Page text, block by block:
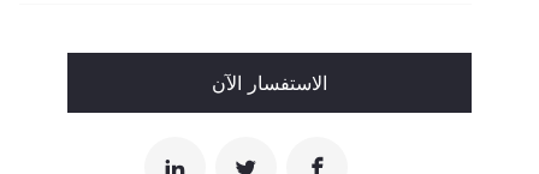
الاستفسار الآن